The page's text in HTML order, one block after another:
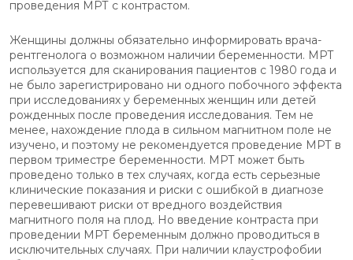
проведения МРТ с контрастом.
Женщины должны обязательно информировать врача-
рентгенолога о возможном наличии беременности. МРТ
используется для сканирования пациентов с 1980 года и
не было зарегистрировано ни одного побочного эффекта
при исследованиях у беременных женщин или детей
рожденных после проведения исследования. Тем не
менее, нахождение плода в сильном магнитном поле не
изучено, и поэтому не рекомендуется проведение МРТ в
первом триместре беременности. МРТ может быть
проведено только в тех случаях, когда есть серьезные
клинические показания и риски с ошибкой в диагнозе
перевешивают риски от вредного воздействия
магнитного поля на плод. Но введение контраста при
проведении МРТ беременным должно проводиться в
исключительных случаях. При наличии клаустрофобии